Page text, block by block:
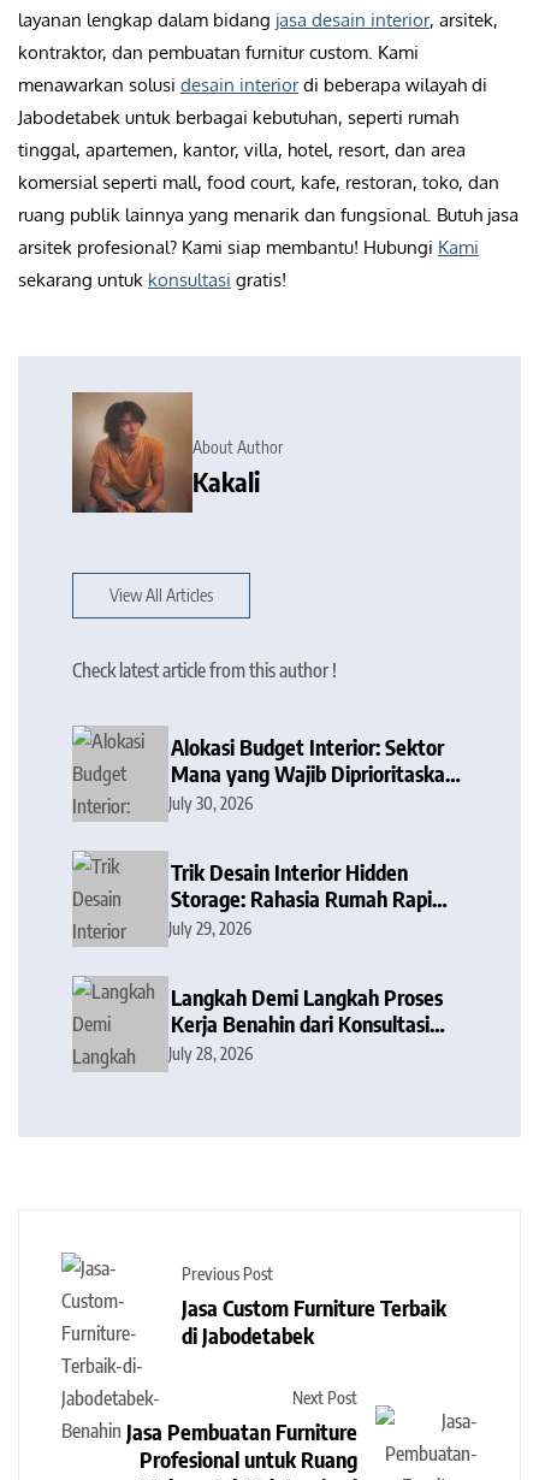
layanan lengkap dalam bidang jasa desain interior, arsitek,
kontraktor, dan pembuatan furnitur custom. Kami
menawarkan solusi desain interiordi beberapa wilayah di
Jabodetabek untuk berbagai kebutuhan, seperti rumah
tinggal, apartemen, kantor, villa, hotel, resort, dan area
komersial seperti mall, food court, kafe, restoran, toko, dan
ruang publik lainnya yang menarik dan fungsional. Butuh jasa
arsitek profesional? Kami siap membantu! Hubungi Kami
sekarang untuk konsultasi gratis!
About Author
Kakali
View All Articles
Check latest article from this author !
Alokasi Budget Interior: Sektor
Mana yang Wajib Diprioritaskan
dan Mana yang Bisa Dipangkas?
July 30, 2026
Trik Desain Interior Hidden
Storage: Rahasia Rumah Rapi
Tanpa Barang Berantakan
July 29, 2026
Langkah Demi Langkah Proses
Kerja Benahin dari Konsultasi
hingga Serah Terima Kunci
July 28, 2026
Previous Post
Jasa Custom Furniture Terbaik
di Jabodetabek
Next Post
Jasa Pembuatan Furniture
Profesional untuk Ruang